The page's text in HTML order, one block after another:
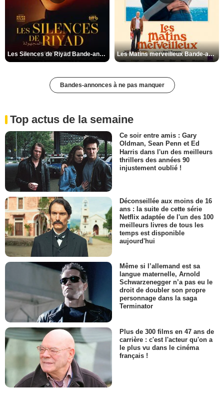
Les Silences de Riyad Bande-annonce VO STFR Les Matins merveilleux Bande-annonce VF
Bandes-annonces à ne pas manquer
Top actus de la semaine
Ce soir entre amis : Gary
Oldman, Sean Penn et Ed
Harris dans l'un des meilleurs
thrillers des années 90
injustement oublié !
Déconseillée aux moins de 16
ans : la suite de cette série
Netflix adaptée de l'un des 100
meilleurs livres de tous les
temps est disponible
aujourd'hui
Même si l’allemand est sa
langue maternelle, Arnold
Schwarzenegger n’a pas eu le
droit de doubler son propre
personnage dans la saga
Terminator
Plus de 300 films en 47 ans de
carrière : c'est l'acteur qu'on a
le plus vu dans le cinéma
français !